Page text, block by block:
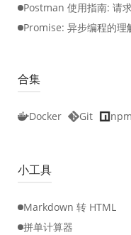
Postman 使用指南: 请
Promise: 异步编程的理
合集
Docker Git npm
小工具
Markdown 转 HTML
拼单计算器